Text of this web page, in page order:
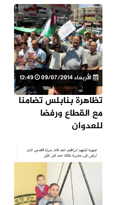
الأربعاء 09/07/2014
تظاهرة بنابلس تضامنا
مع القطاع ورفضا
للعدوان